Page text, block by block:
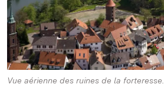
Vue aérienne des ruines de la forteresse. .